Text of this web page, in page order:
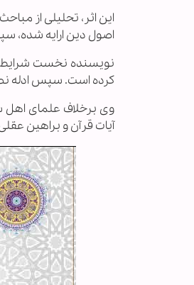
این اثر، تحلیلی از
اصول دین ارایه شده،
نویسنده نخست شرایط
کرده است. سپس ادله
وی برخلاف علمای اهل
آیات قرآن و براهین